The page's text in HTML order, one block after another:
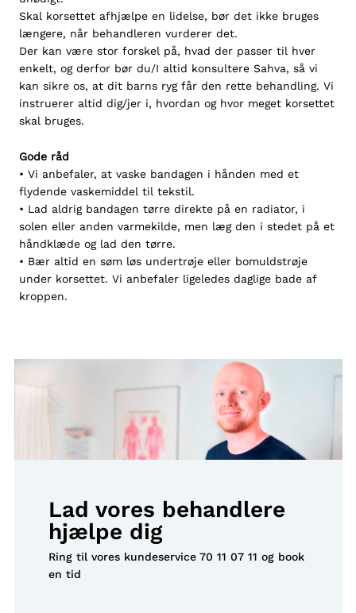
Skal korsettet afhjælpe en lidelse, bør det ikke bruges
længere, når behandleren vurderer det.
Der kan være stor forskel på, hvad der passer til hver
enkelt, og derfor bør du/I altid konsultere Sahva, så vi
kan sikre os, at dit barns ryg får den rette behandling. Vi
instruerer altid dig/jer i, hvordan og hvor meget korsettet
skal bruges.
Gode råd
• Vi anbefaler, at vaske bandagen i hånden med et
flydende vaskemiddel til tekstil.
• Lad aldrig bandagen tørre direkte på en radiator, i
solen eller anden varmekilde, men læg den i stedet på et
håndklæde og lad den tørre.
• Bær altid en søm løs undertrøje eller bomuldstrøje
under korsettet. Vi anbefaler ligeledes daglige bade af
kroppen.
Lad vores behandlere
hjælpe dig
Ring til vores kundeservice 70 11 07 11 og book
en tid